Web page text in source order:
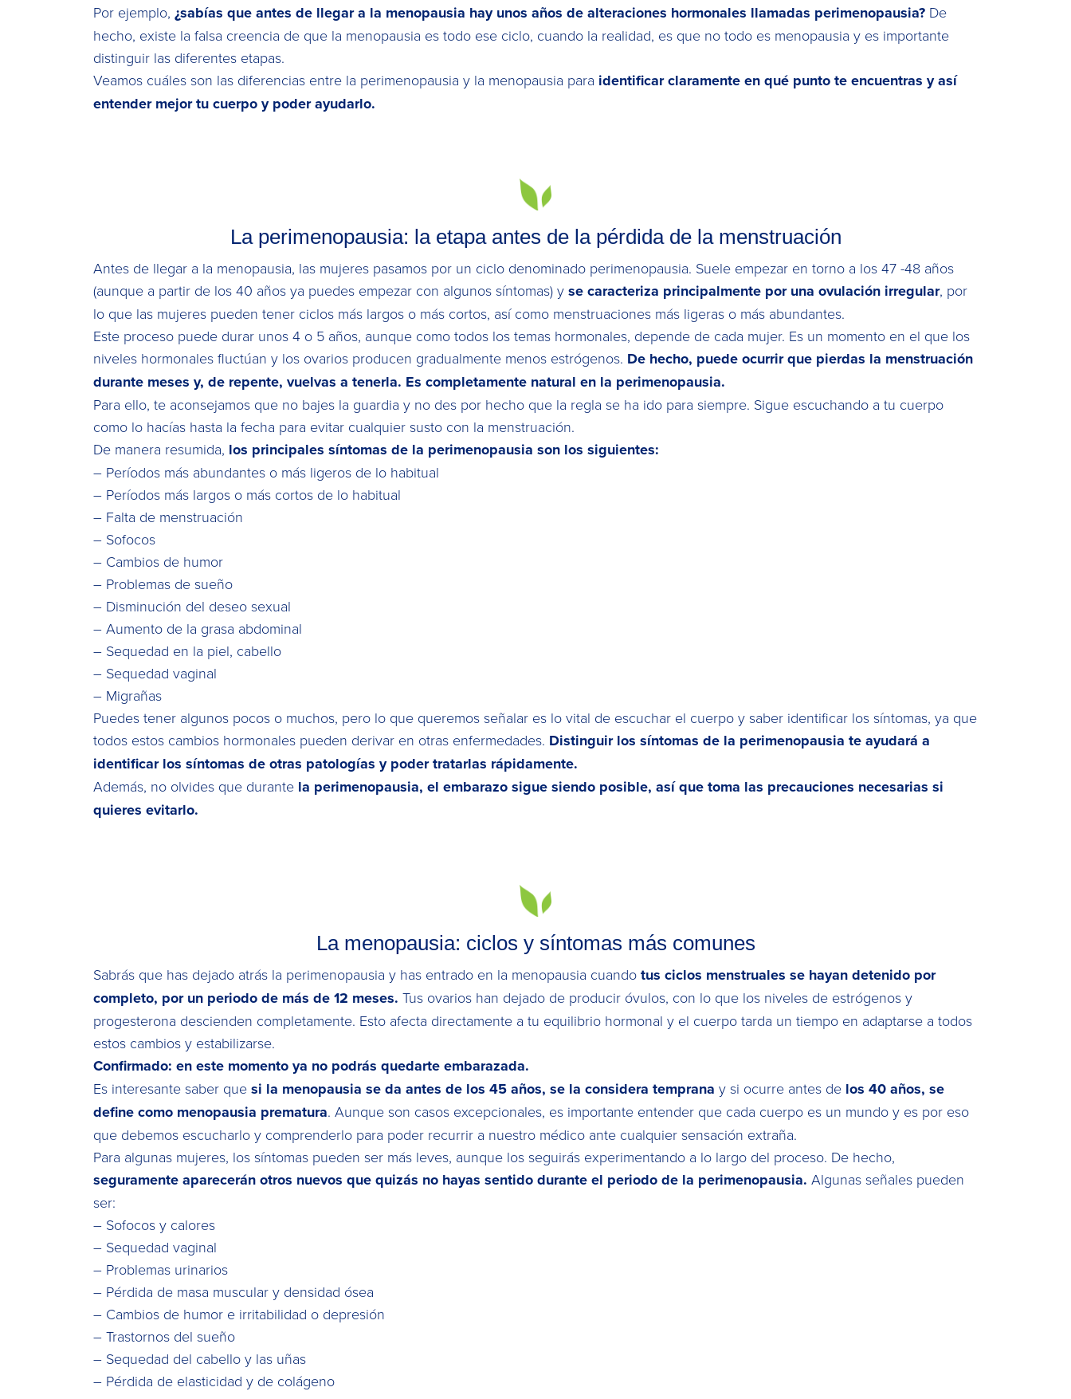
Por ejemplo, ¿sabías que antes de llegar a la menopausia hay unos años de alteraciones hormonales llamadas perimenopausia? De
hecho, existe la falsa creencia de que la menopausia es todo ese ciclo, cuando la realidad, es que no todo es menopausia y es importante
distinguir las diferentes etapas.
Veamos cuáles son las diferencias entre la perimenopausia y la menopausia para identificar claramente en qué punto te encuentras y así
entender mejor tu cuerpo y poder ayudarlo.
La perimenopausia: la etapa antes de la pérdida de la menstruación
Antes de llegar a la menopausia, las mujeres pasamos por un ciclo denominado perimenopausia. Suele empezar en torno a los 47 -48 años
(aunque a partir de los 40 años ya puedes empezar con algunos síntomas) y se caracteriza principalmente por una ovulación irregular, por
lo que las mujeres pueden tener ciclos más largos o más cortos, así como menstruaciones más ligeras o más abundantes.
Este proceso puede durar unos 4 o 5 años, aunque como todos los temas hormonales, depende de cada mujer. Es un momento en el que los
niveles hormonales fluctúan y los ovarios producen gradualmente menos estrógenos. De hecho, puede ocurrir que pierdas la menstruación
durante meses y, de repente, vuelvas a tenerla. Es completamente natural en la perimenopausia.
Para ello, te aconsejamos que no bajes la guardia y no des por hecho que la regla se ha ido para siempre. Sigue escuchando a tu cuerpo
como lo hacías hasta la fecha para evitar cualquier susto con la menstruación.
De manera resumida, los principales síntomas de la perimenopausia son los siguientes:
– Períodos más abundantes o más ligeros de lo habitual
– Períodos más largos o más cortos de lo habitual
– Falta de menstruación
– Sofocos
– Cambios de humor
– Problemas de sueño
– Disminución del deseo sexual
– Aumento de la grasa abdominal
– Sequedad en la piel, cabello
– Sequedad vaginal
– Migrañas
Puedes tener algunos pocos o muchos, pero lo que queremos señalar es lo vital de escuchar el cuerpo y saber identificar los síntomas, ya que
todos estos cambios hormonales pueden derivar en otras enfermedades. Distinguir los síntomas de la perimenopausia te ayudará a
identificar los síntomas de otras patologías y poder tratarlas rápidamente.
Además, no olvides que durante la perimenopausia, el embarazo sigue siendo posible, así que toma las precauciones necesarias si
quieres evitarlo.
La menopausia: ciclos y síntomas más comunes
Sabrás que has dejado atrás la perimenopausia y has entrado en la menopausia cuando tus ciclos menstruales se hayan detenido por
completo, por un periodo de más de 12 meses. Tus ovarios han dejado de producir óvulos, con lo que los niveles de estrógenos y
progesterona descienden completamente. Esto afecta directamente a tu equilibrio hormonal y el cuerpo tarda un tiempo en adaptarse a todos
estos cambios y estabilizarse.
Confirmado: en este momento ya no podrás quedarte embarazada.
Es interesante saber que si la menopausia se da antes de los 45 años, se la considera temprana y si ocurre antes de los 40 años, se
define como menopausia prematura. Aunque son casos excepcionales, es importante entender que cada cuerpo es un mundo y es por eso
que debemos escucharlo y comprenderlo para poder recurrir a nuestro médico ante cualquier sensación extraña.
Para algunas mujeres, los síntomas pueden ser más leves, aunque los seguirás experimentando a lo largo del proceso. De hecho,
seguramente aparecerán otros nuevos que quizás no hayas sentido durante el periodo de la perimenopausia. Algunas señales pueden
ser:
– Sofocos y calores
– Sequedad vaginal
– Problemas urinarios
– Pérdida de masa muscular y densidad ósea
– Cambios de humor e irritabilidad o depresión
– Trastornos del sueño
– Sequedad del cabello y las uñas
– Pérdida de elasticidad y de colágeno